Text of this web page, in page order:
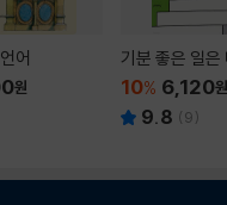
어
원
기분 좋은 일은
10% 6,120원
9.8 (9)